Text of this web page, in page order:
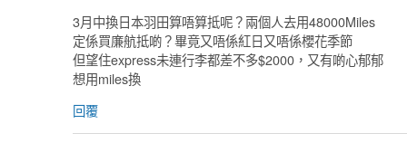
3月中換日本羽田算唔算抵呢？兩個人去用48000Miles
定係買廉航抵啲？畢竟又唔係紅日又唔係櫻花季節
但望住express未連行李都差不多$2000，又有啲心郁郁
想用miles換
回覆